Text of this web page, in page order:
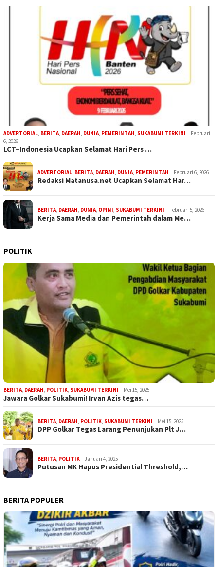
ADVERTORIAL, BERITA, DAERAH, DUNIA, PEMERINTAH, SUKABUMI TERKINI
Februari
6, 2026
LCT–Indonesia Ucapkan Selamat Hari Pers …
ADVERTORIAL, BERITA, DAERAH, DUNIA, PEMERINTAH Februari 6, 2026
Redaksi Matanusa.net Ucapkan Selamat Har…
BERITA, DAERAH, DUNIA, OPINI, SUKABUMI TERKINI Februari 5, 2026
Kerja Sama Media dan Pemerintah dalam Me…
POLITIK
BERITA, DAERAH, POLITIK, SUKABUMI TERKINI Mei 15, 2025
Jawara Golkar Sukabumi! Irvan Azis tegas…
BERITA, DAERAH, POLITIK, SUKABUMI TERKINI Mei 15, 2025
DPP Golkar Tegas Larang Penunjukan Plt J…
BERITA, POLITIK Januari 4, 2025
Putusan MK Hapus Presidential Threshold,…
BERITA POPULER